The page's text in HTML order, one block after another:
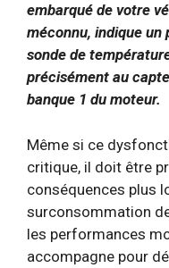
embarqué de votre
méconnu, indique
sonde de
précisément au
banque 1 du moteur.
Même si ce
critique, il doit être
conséquences plus
surconsommation
les performances
accompagne pour